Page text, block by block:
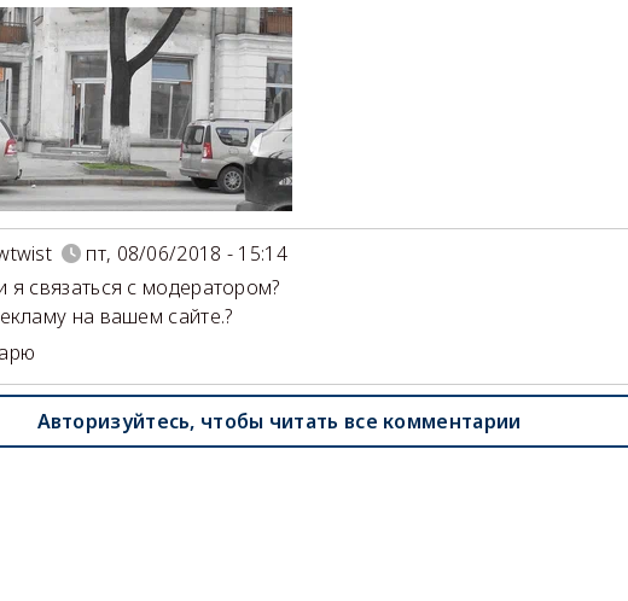
пт, 08/06/2018 - 15:14
я связаться с модератором?
на вашем сайте.?
Авторизуйтесь, чтобы читать все комментарии